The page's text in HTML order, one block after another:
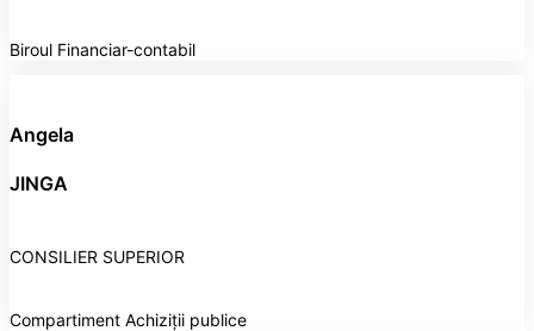
Biroul Financiar-contabil
Angela
JINGA
CONSILIER SUPERIOR
Compartiment Achiziții publice